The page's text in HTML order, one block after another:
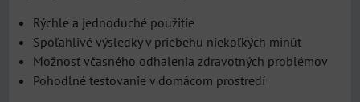
Rýchle a jednoduché použitie
Spoľahlivé výsledky v priebehu niekoľkých minút
Možnosť včasného odhalenia zdravotných problémov
Pohodlné testovanie v domácom prostredí